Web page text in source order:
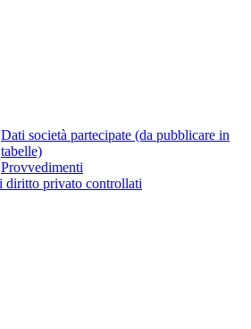
Dati società partecipate (da pubblicare in
tabelle)
Provvedimenti
diritto privato controllati